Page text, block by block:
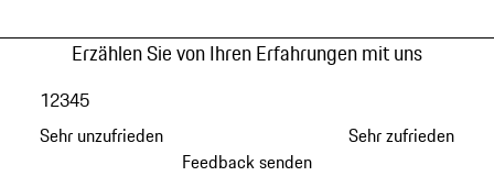
Erzählen Sie von Ihren Erfahrungen mit uns
Sehr unzufrieden
12345
Sehr zufrieden
Feedback senden